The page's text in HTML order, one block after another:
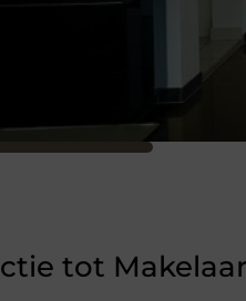
tot